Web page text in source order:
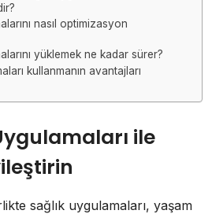
nasıl optimizasyon
yüklemek ne kadar sürer?
kullanmanın avantajları
ile
sağlık uygulamaları, yaşam